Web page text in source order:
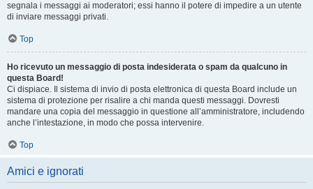
segnala i messaggi ai moderatori; essi hanno il potere di impedire a un utente
di inviare messaggi privati​​.
Top
Ho ricevuto un messaggio di posta indesiderata o spam da qualcuno in
questa Board!
Ci dispiace. Il sistema di invio di posta elettronica di questa Board include un
sistema di protezione per risalire a chi manda questi messaggi. Dovresti
mandare una copia del messaggio in questione all’amministratore, includendo
anche l’intestazione, in modo che possa intervenire.
Top
Amici e ignorati